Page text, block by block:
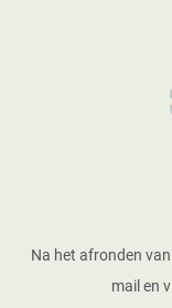
Na het afronden
mail en